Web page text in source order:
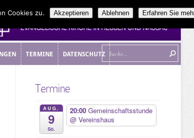
TERMINE DATENSCHUTZ
Termine
AUG.
9
So.
20:00 Gemeinschaftsstunde
@ Vereinshaus
Cookies zu. Akzeptieren Ablehnen Erfahren Sie